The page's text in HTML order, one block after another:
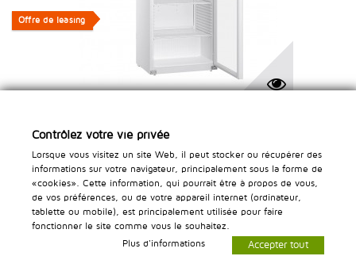
Offre de leasing
Offre de leasing
LITRES, +2°C À +9°C
Model: GLMRFvc 5511
CHF 2'071.30 CHF 2'301.45 -10%
Leasing dès CHF 42.46 HT / mois
Contrôlez votre vie privée
Lorsque vous visitez un site Web, il peut stocker ou récupérer des
informations sur votre navigateur, principalement sous la forme de
«cookies». Cette information, qui pourrait être à propos de vous,
de vos préférences, ou de votre appareil internet (ordinateur,
tablette ou mobile), est principalement utilisée pour faire
fonctionner le site comme vous le souhaitez.
Plus d'informations
Accepter tout